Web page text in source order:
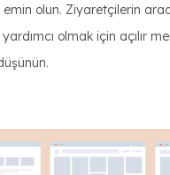
olun. Ziyaretçilerin
olmak için açılır